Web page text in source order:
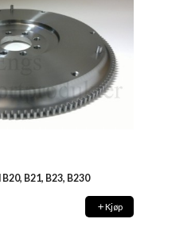
B21, B23, B230
Kjøp